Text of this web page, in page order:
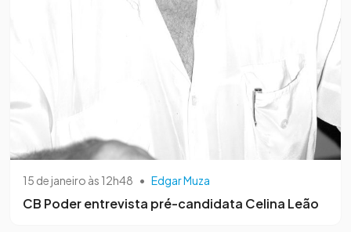
15 de janeiro às 12h48 • Edgar Muza
CB Poder entrevista pré-candidata Celina Leão